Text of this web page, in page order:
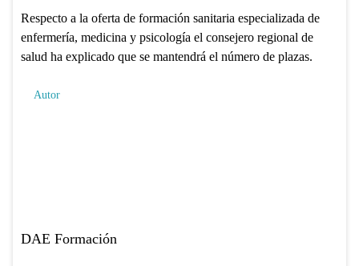
Respecto a la oferta de formación sanitaria especializada de
enfermería, medicina y psicología el consejero regional de
salud ha explicado que se mantendrá el número de plazas.
Autor
DAE Formación